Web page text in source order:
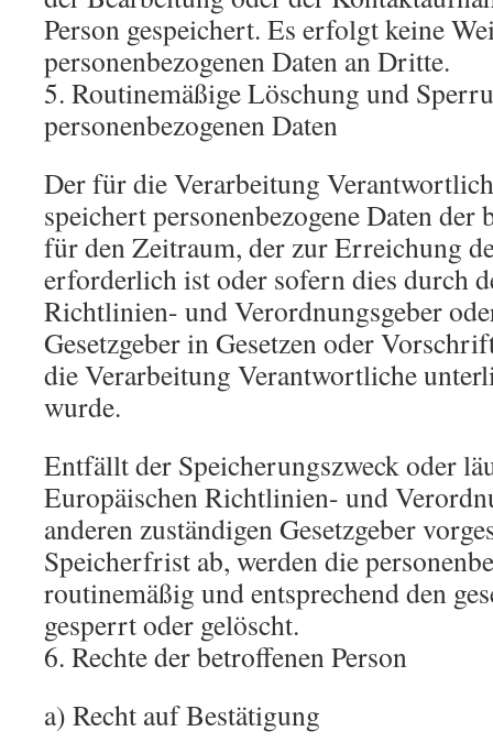
Person gespeichert. Es erfolgt keine
personenbezogenen Daten an Dritte.
5. Routinemäßige Löschung und
personenbezogenen Daten
Der für die Verarbeitung
speichert personenbezogene Daten der
für den Zeitraum, der zur Erreichung
erforderlich ist oder sofern dies durch
Richtlinien- und Verordnungsgeber
Gesetzgeber in Gesetzen oder
die Verarbeitung Verantwortliche
wurde.
Entfällt der Speicherungszweck oder
Europäischen Richtlinien- und
anderen zuständigen Gesetzgeber
Speicherfrist ab, werden die
routinemäßig und entsprechend den
gesperrt oder gelöscht.
6. Rechte der betroffenen Person
a) Recht auf Bestätigung